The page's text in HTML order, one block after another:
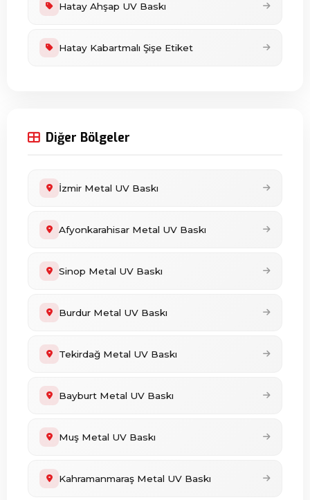
Hatay Ahşap UV Baskı
Hatay Kabartmalı Şişe Etiket
Diğer Bölgeler
İzmir Metal UV Baskı
Afyonkarahisar Metal UV Baskı
Sinop Metal UV Baskı
Burdur Metal UV Baskı
Tekirdağ Metal UV Baskı
Bayburt Metal UV Baskı
Muş Metal UV Baskı
Kahramanmaraş Metal UV Baskı